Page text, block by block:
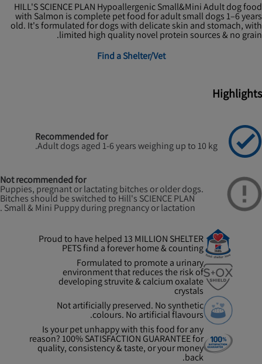
HILL'S SCIENCE PLAN Hypoallergenic Small&Mini Adult dog food
with Salmon is complete pet food for adult small dogs 1–6 years
old. It's formulated for dogs with delicate skin and stomach, with
limited high quality novel protein sources & no grain.
Find a Shelter/Vet
Highlights
Recommended for
Adult dogs aged 1-6 years weighing up to 10 kg.
Not recommended for
Puppies, pregnant or lactating bitches or older dogs.
Bitches should be switched to Hill's SCIENCE PLAN
Small & Mini Puppy during pregnancy or lactation .
Proud to have helped 13 MILLION SHELTER
PETS find a forever home & counting
Formulated to promote a urinary
environment that reduces the risk of
developing struvite & calcium oxalate
crystals
Not artificially preserved. No synthetic
colours. No artificial flavours.
Is your pet unhappy with this food for any
reason? 100% SATISFACTION GUARANTEE for
quality, consistency & taste, or your money
back.